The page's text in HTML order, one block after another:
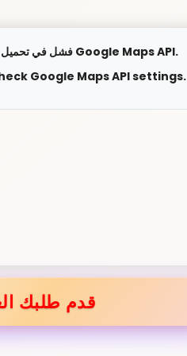
فشل في تحميل الخريطة. يرجى التحقق من إعدادات Google Maps API.
Google Maps API settings.
قدم طلبك